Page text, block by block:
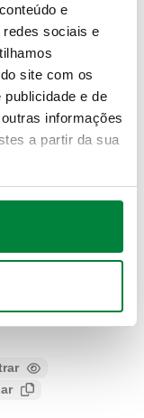
e
sociais e
site com os
e de
informações
a partir da sua
mm
poço: 45